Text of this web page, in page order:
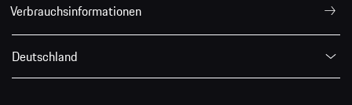
Verbrauchsinformationen
Deutschland